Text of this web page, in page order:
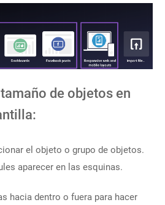
de objetos en
el objeto o grupo de objetos.
aparecer en las esquinas.
hacia dentro o fuera para hacer